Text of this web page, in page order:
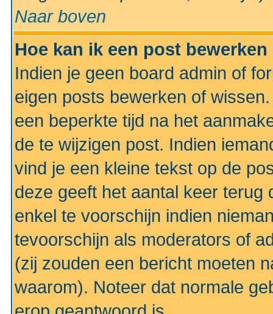
Naar boven
Hoe kan ik een post
Indien je geen board admin of
eigen posts bewerken of
een beperkte tijd na het
de te wijzigen post. Indien
vind je een kleine tekst op de
deze geeft het aantal keer terug
enkel te voorschijn indien
tevoorschijn als moderators of
(zij zouden een bericht moeten
waarom). Noteer dat normale